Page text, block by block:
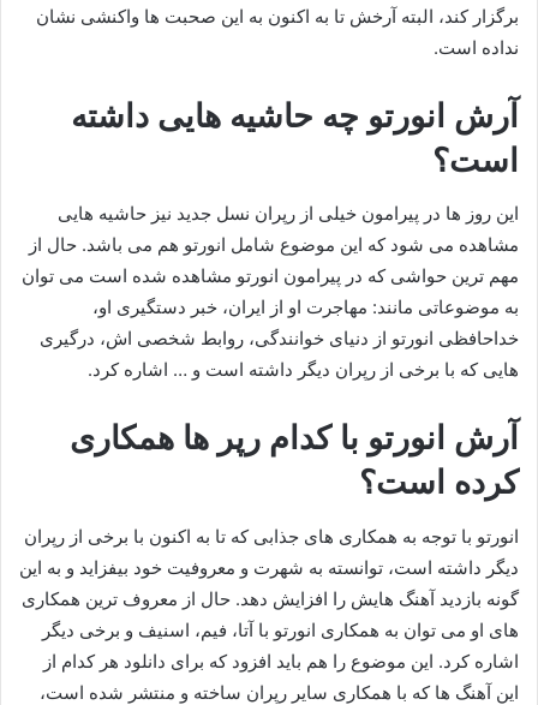
برگزار کند، البته آرخش تا به اکنون به این صحبت ها واکنشی نشان
نداده است.
آرش انورتو چه حاشیه هایی داشته
است؟
این روز ها در پیرامون خیلی از رپران نسل جدید نیز حاشیه‌ هایی
مشاهده می‌ شود که این موضوع شامل انورتو هم می‌ باشد. حال از
مهم ترین حواشی که در پیرامون انورتو مشاهده شده است می‌ توان
به موضوعاتی مانند: مهاجرت او از ایران، خبر دستگیری او،
خداحافظی انورتو از دنیای خوانندگی، روابط شخصی اش، درگیری‌
هایی که با برخی از رپران دیگر داشته است و … اشاره کرد.
آرش انورتو با کدام رپر ها همکاری
کرده است؟
انورتو با توجه به همکاری های جذابی که تا به اکنون با برخی از رپران
دیگر داشته است، توانسته به شهرت و معروفیت خود بیفزاید و به این
گونه بازدید آهنگ هایش را افزایش دهد. حال از معروف ترین همکاری
های او می‌ توان به همکاری انورتو با آتا، فیم، اسنیف و برخی دیگر
اشاره کرد. این موضوع را هم باید افزود که برای دانلود هر کدام از
این آهنگ ها که با همکاری سایر رپران ساخته و منتشر شده است،